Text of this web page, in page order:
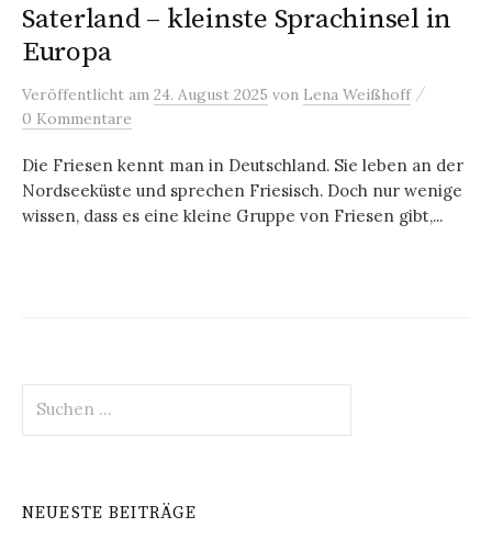
Saterland – kleinste Sprachinsel in
Europa
Veröffentlicht am 24. August 2025 von Lena Weißhoff /
0 Kommentare
Die Friesen kennt man in Deutschland. Sie leben an der
Nordseeküste und sprechen Friesisch. Doch nur wenige
wissen, dass es eine kleine Gruppe von Friesen gibt,...
nach:
NEUESTE BEITRÄGE